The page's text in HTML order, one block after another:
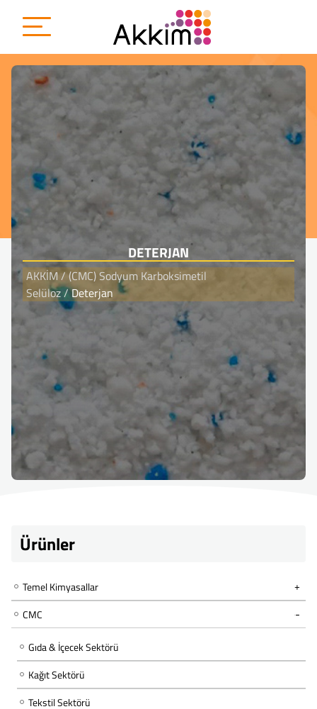
{
DETERJAN
AKKİM/(CMC) Sodyum Karboksimetil
Selüloz/Deterjan
Ürünler
Temel Kimyasallar
CMC
Gıda & İçecek Sektörü
Kağıt Sektörü
Tekstil Sektörü